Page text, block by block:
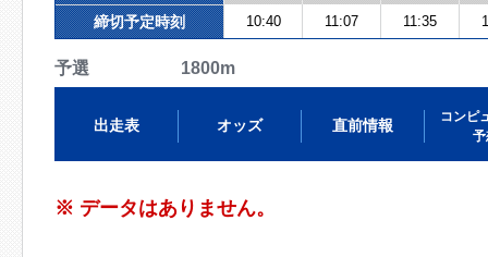
締切予定時刻 10:40 11:07 11:35
予選 1800m
出走表 オッズ 直前情報
コンピ
予
※ データはありません。